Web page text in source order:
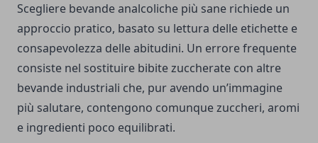
Scegliere bevande analcoliche più sane richiede un
approccio pratico, basato su lettura delle etichette e
consapevolezza delle abitudini. Un errore frequente
consiste nel sostituire bibite zuccherate con altre
bevande industriali che, pur avendo un’immagine
più salutare, contengono comunque zuccheri, aromi
e ingredienti poco equilibrati.